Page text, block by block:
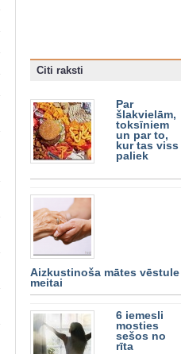
Citi raksti
Par
šlakvielām,
toksīniem
un par to,
kur tas viss
paliek
Aizkustinoša mātes vēstule
meitai
6 iemesli
mosties
sešos no
rīta